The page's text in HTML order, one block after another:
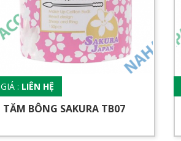
GIÁ : LIÊN HỆ
TĂM BÔNG SAKURA TB07